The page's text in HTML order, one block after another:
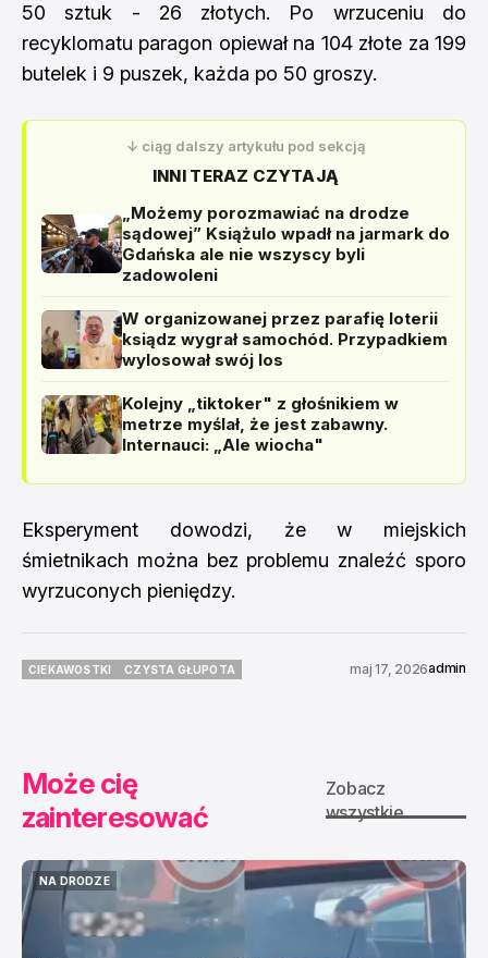
50 sztuk - 26 złotych. Po wrzuceniu do
recyklomatu paragon opiewał na 104 złote za 199
butelek i 9 puszek, każda po 50 groszy.
↓ ciąg dalszy artykułu pod sekcją
INNI TERAZ CZYTAJĄ
„Możemy porozmawiać na drodze
sądowej” Książulo wpadł na jarmark do
Gdańska ale nie wszyscy byli
zadowoleni
W organizowanej przez parafię loterii
ksiądz wygrał samochód. Przypadkiem
wylosował swój los
Kolejny „tiktoker" z głośnikiem w
metrze myślał, że jest zabawny.
Internauci: „Ale wiocha"
Eksperyment dowodzi, że w miejskich
śmietnikach można bez problemu znaleźć sporo
wyrzuconych pieniędzy.
CIEKAWOSTKI
CZYSTA GŁUPOTA
maj 17, 2026admin
Może cię
zainteresować
Zobacz
wszystkie
NA DRODZE
NA DRODZE